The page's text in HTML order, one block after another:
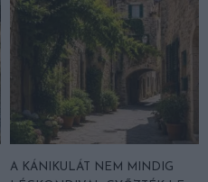
A KÁNIKULÁT NEM MINDIG